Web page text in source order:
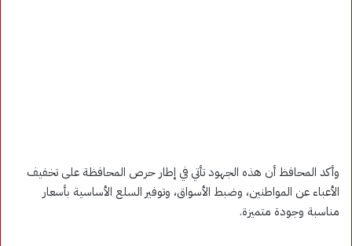
وأكد المحافظ أن هذه الجهود تأتي في إطار حرص المحافظة على تخفيف
الأعباء عن المواطنين، وضبط الأسواق، وتوفير السلع الأساسية بأسعار
مناسبة وجودة متميزة.